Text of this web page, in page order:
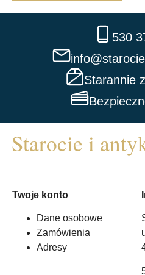
530
Starannie
Twoje konto
Dane osobowe
Zamówienia
Adresy